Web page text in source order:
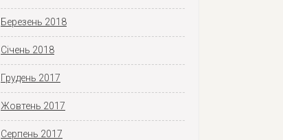
Березень 2018
Січень 2018
Грудень 2017
Жовтень 2017
Серпень 2017